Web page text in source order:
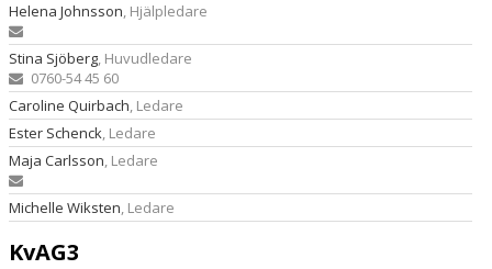
Helena Johnsson, Hjälpledare
Stina Sjöberg, Huvudledare
0760-54 45 60
Caroline Quirbach, Ledare
Ester Schenck, Ledare
Maja Carlsson, Ledare
Michelle Wiksten, Ledare
KvAG3